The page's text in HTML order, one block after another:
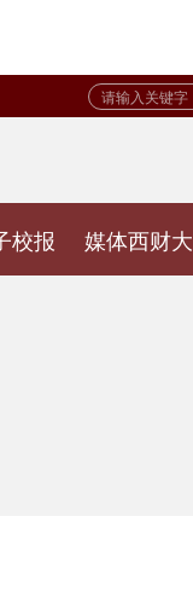
校报 媒体西财大